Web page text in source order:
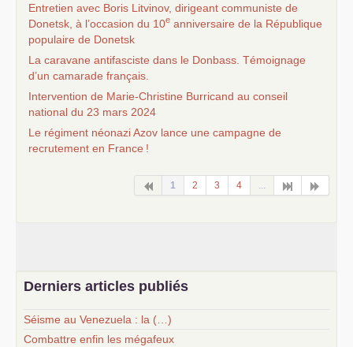
Entretien avec Boris Litvinov, dirigeant communiste de
Donetsk, à l’occasion du 10e anniversaire de la République
populaire de Donetsk
La caravane antifasciste dans le Donbass. Témoignage
d’un camarade français.
Intervention de Marie-Christine Burricand au conseil
national du 23 mars 2024
Le régiment néonazi Azov lance une campagne de
recrutement en France !
1 2 3 4
Derniers articles publiés
Séisme au Venezuela : la (…)
Combattre enfin les mégafeux